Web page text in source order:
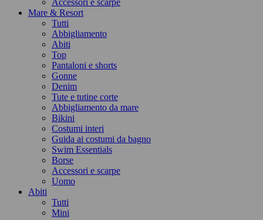
Accessori e scarpe
Mare & Resort
Tutti
Abbigliamento
Abiti
Top
Pantaloni e shorts
Gonne
Denim
Tute e tutine corte
Abbigliamento da mare
Bikini
Costumi interi
Guida ai costumi da bagno
Swim Essentials
Borse
Accessori e scarpe
Uomo
Abiti
Tutti
Mini